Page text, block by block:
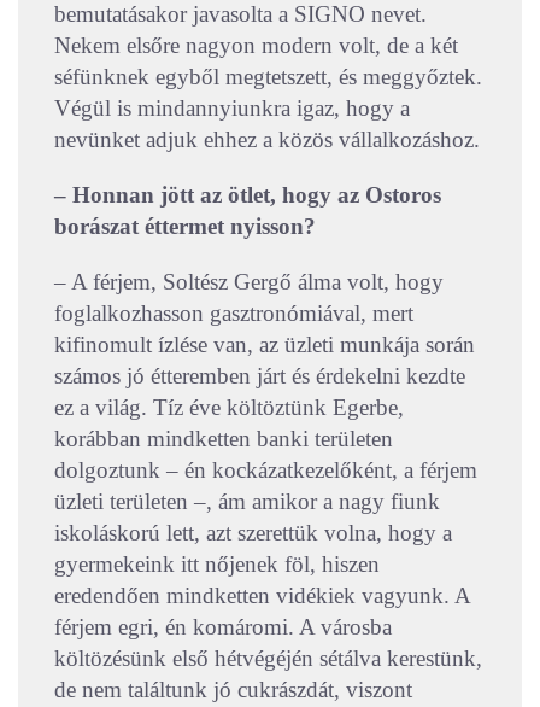
bemutatásakor javasolta a SIGNO nevet.
Nekem elsőre nagyon modern volt, de a két
séfünknek egyből megtetszett, és meggyőztek.
Végül is mindannyiunkra igaz, hogy a
nevünket adjuk ehhez a közös vállalkozáshoz.
– Honnan jött az ötlet, hogy az Ostoros
borászat éttermet nyisson?
– A férjem, Soltész Gergő álma volt, hogy
foglalkozhasson gasztronómiával, mert
kifinomult ízlése van, az üzleti munkája során
számos jó étteremben járt és érdekelni kezdte
ez a világ. Tíz éve költöztünk Egerbe,
korábban mindketten banki területen
dolgoztunk – én kockázatkezelőként, a férjem
üzleti területen –, ám amikor a nagy fiunk
iskoláskorú lett, azt szerettük volna, hogy a
gyermekeink itt nőjenek föl, hiszen
eredendően mindketten vidékiek vagyunk. A
férjem egri, én komáromi. A városba
költözésünk első hétvégéjén sétálva kerestünk,
de nem találtunk jó cukrászdát, viszont